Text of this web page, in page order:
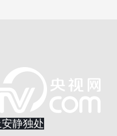
安静独处